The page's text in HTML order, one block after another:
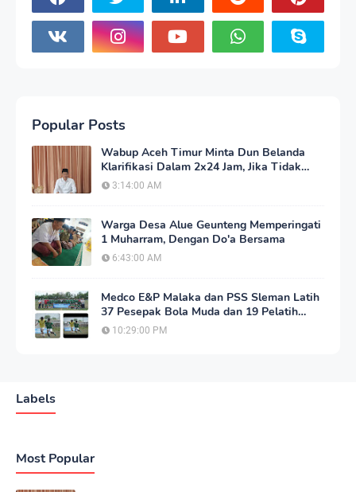
Popular Posts
Wabup Aceh Timur Minta Dun Belanda
Klarifikasi Dalam 2x24 Jam, Jika Tidak
Akan Tempuh Jalur Hukum
3:14:00 AM
Warga Desa Alue Geunteng Memperingati
1 Muharram, Dengan Do'a Bersama
6:43:00 AM
Medco E&P Malaka dan PSS Sleman Latih
37 Pesepak Bola Muda dan 19 Pelatih
Aceh Timur
10:29:00 PM
Labels
Most Popular